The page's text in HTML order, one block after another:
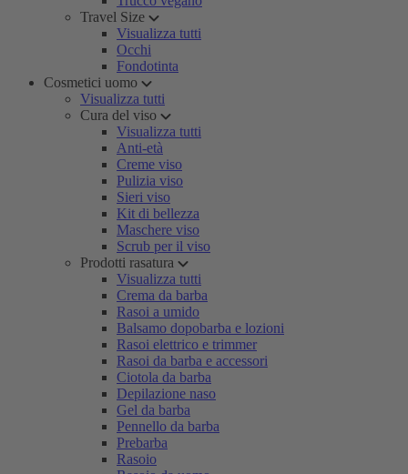
Travel Size
Visualizza tutti
Occhi
Fondotinta
Cosmetici uomo
Visualizza tutti
Cura del viso
Visualizza tutti
Anti-età
Creme viso
Pulizia viso
Sieri viso
Kit di bellezza
Maschere viso
Scrub per il viso
Prodotti rasatura
Visualizza tutti
Crema da barba
Rasoi a umido
Balsamo dopobarba e lozioni
Rasoi elettrico e trimmer
Rasoi da barba e accessori
Ciotola da barba
Depilazione naso
Gel da barba
Pennello da barba
Prebarba
Rasoio